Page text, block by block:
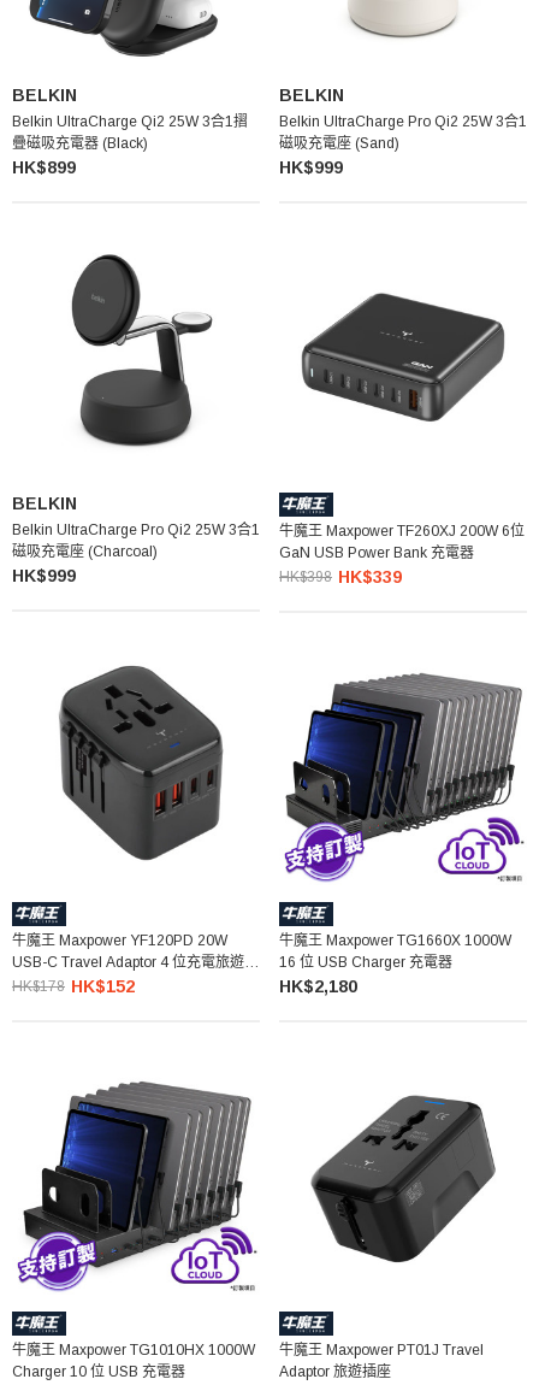
BELKIN
Belkin UltraCharge Qi2 25W 3合1摺
疊磁吸充電器 (Black)
HK$899
BELKIN
Belkin UltraCharge Pro Qi2 25W 3合1
磁吸充電座 (Sand)
HK$999
BELKIN
Belkin UltraCharge Pro Qi2 25W 3合1
磁吸充電座 (Charcoal)
HK$999
牛魔王 Maxpower TF260XJ 200W 6位
GaN USB Power Bank 充電器
HK$398 HK$339
牛魔王 Maxpower YF120PD 20W
USB-C Travel Adaptor 4 位充電旅遊插
座
HK$178 HK$152
牛魔王 Maxpower TG1660X 1000W
16 位 USB Charger 充電器
HK$2,180
牛魔王 Maxpower TG1010HX 1000W
Charger 10 位 USB 充電器
牛魔王 Maxpower PT01J Travel
Adaptor 旅遊插座